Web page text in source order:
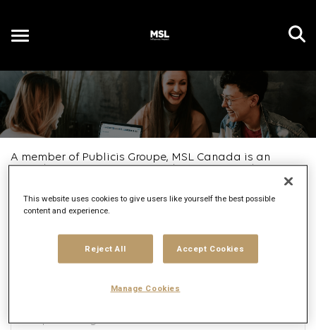
Toggle
navigation
PT
A member of Publicis Groupe, MSL Canada is an
award-winning PR agency with over 100 employees
leveraging media and influencer relationships to
connect brands with Canadian consumers.
Above all else, MSL Canada puts people first.
This website uses cookies to give users like yourself the best possible
content and experience.
Reject All Accept Cookies
Manage Cookies